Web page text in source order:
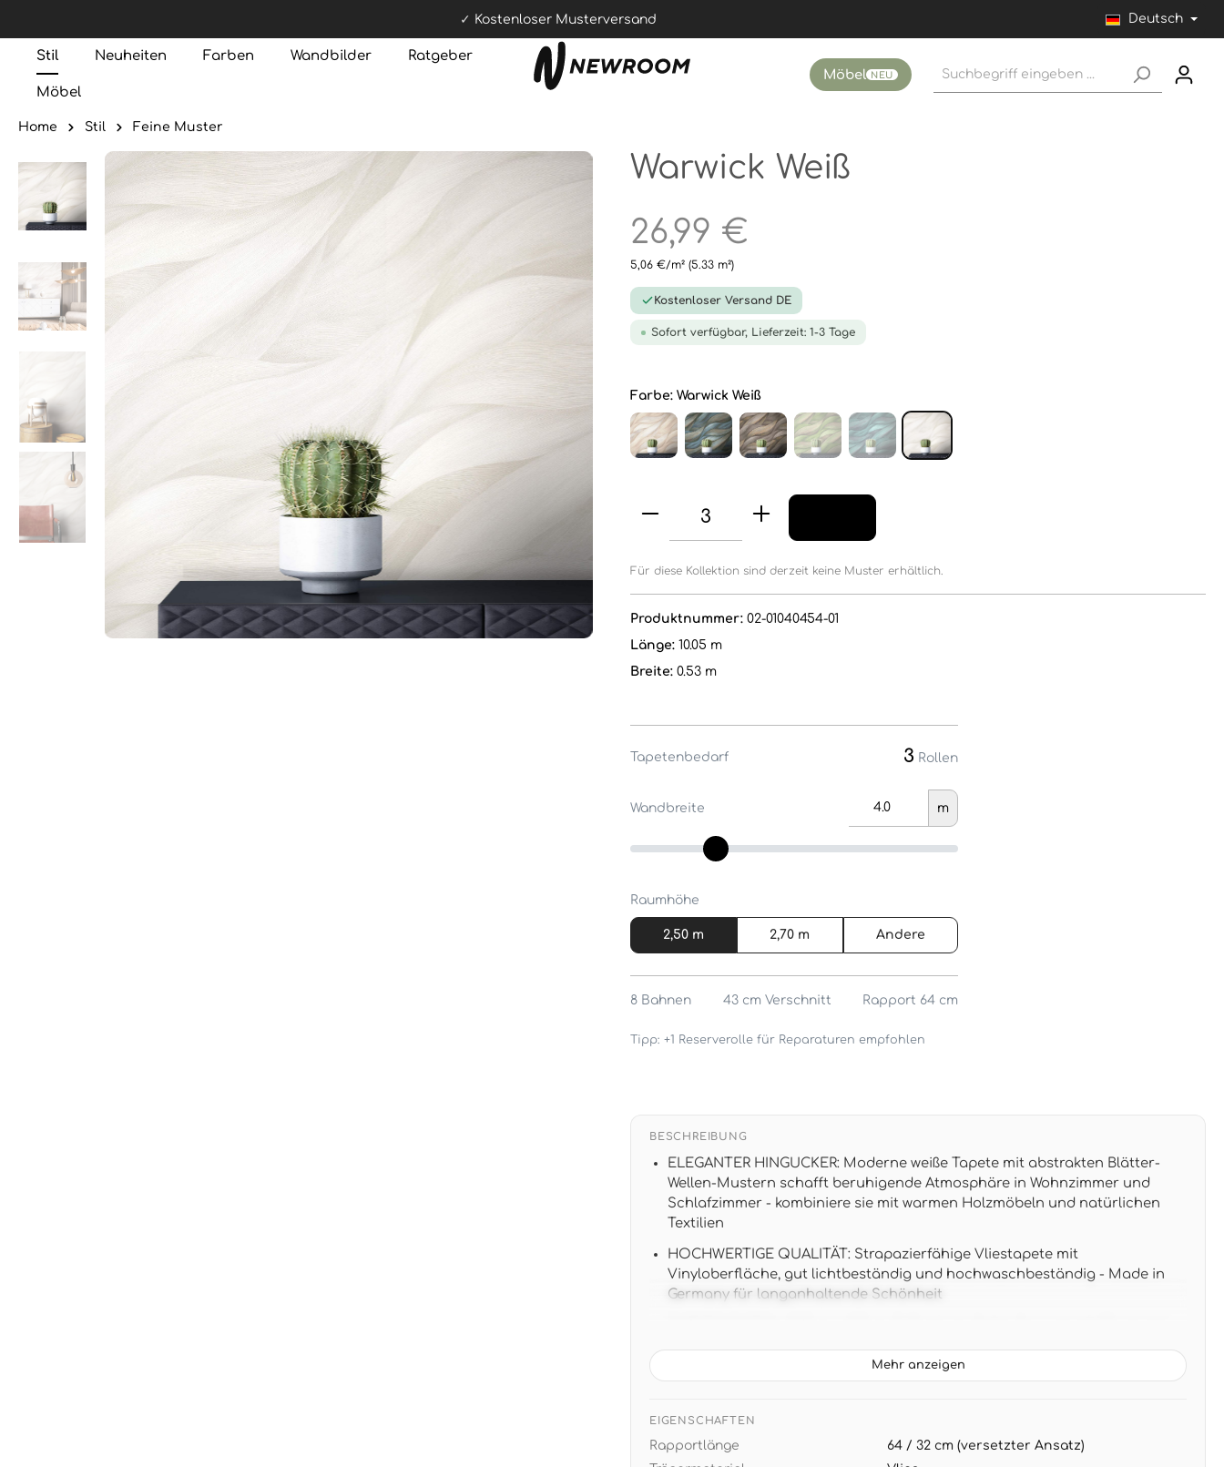
Kostenloser Musterversand Deutsch
Stil Neuheiten Farben Wandbilder Ratgeber
Möbel
Möbel NEU
Home Stil Feine Muster
Warwick Weiß
26,99 €
5,06 €/m² (5.33 m²)
Kostenloser Versand DE
Sofort verfügbar, Lieferzeit: 1-3 Tage
Farbe: Warwick Weiß
Für diese Kollektion sind derzeit keine Muster erhältlich.
Produktnummer: 02-01040454-01
Länge: 10.05 m
Breite: 0.53 m
Tapetenbedarf 3 Rollen
Wandbreite m
Raumhöhe
2,50 m 2,70 m Andere
8 Bahnen 43 cm Verschnitt Rapport 64 cm
Tipp: +1 Reserverolle für Reparaturen empfohlen
BESCHREIBUNG
ELEGANTER HINGUCKER: Moderne weiße Tapete mit abstrakten Blätter-
Wellen-Mustern schafft beruhigende Atmosphäre in Wohnzimmer und
Schlafzimmer - kombiniere sie mit warmen Holzmöbeln und natürlichen
Textilien
HOCHWERTIGE QUALITÄT: Strapazierfähige Vliestapete mit
Vinyloberfläche, gut lichtbeständig und hochwaschbeständig - Made in
Germany für langanhaltende Schönheit
MODERNES DESIGN: Sanfte weiße Grundfarbe mit fließenden Blätterwellen
farbigen Akzenten
EINFACHE VERARBEITUNG: Wand einkleistern, Tapete aufbringen - restlos
Mehr anzeigen
EIGENSCHAFTEN
Rapportlänge
64 / 32 cm (versetzter Ansatz)